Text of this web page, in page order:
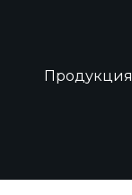
Продукция